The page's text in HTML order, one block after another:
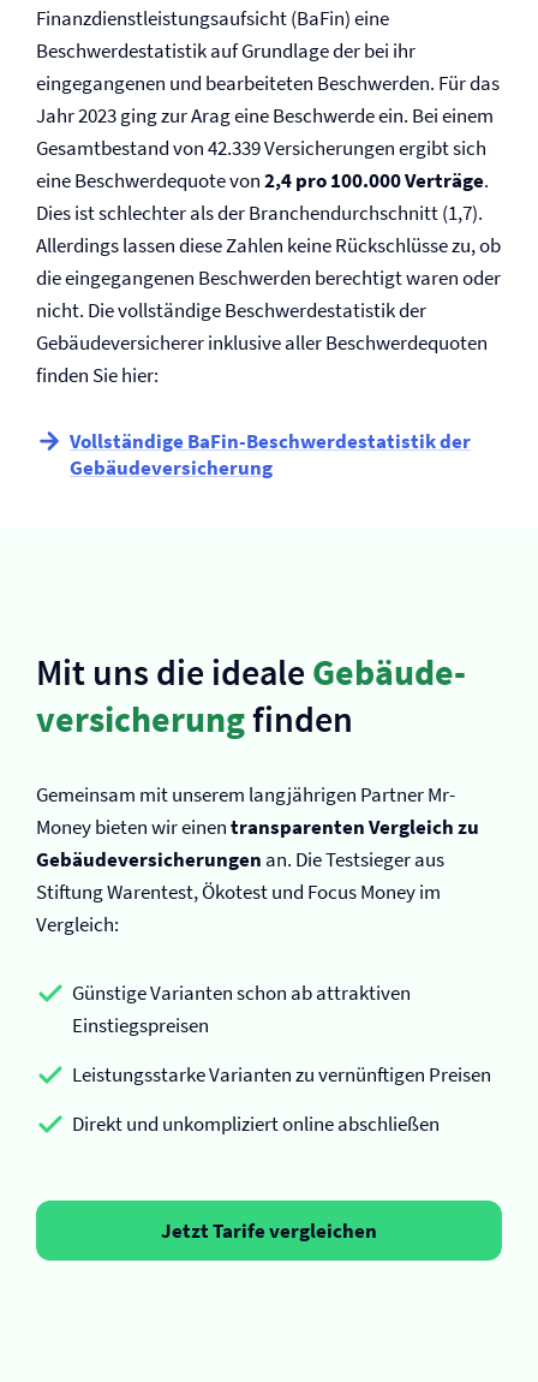
Finanzdienstleistungsaufsicht (BaFin) eine
Beschwerdestatistik auf Grundlage der bei ihr
eingegangenen und bearbeiteten Beschwerden. Für das
Jahr 2023 ging zur Arag eine Beschwerde ein. Bei einem
Gesamtbestand von 42.339 Versicherungen ergibt sich
eine Beschwerdequote von2,4 pro 100.000 Verträge.
Dies ist schlechter als der Branchendurchschnitt (1,7).
Allerdings lassen diese Zahlen keine Rückschlüsse zu, ob
die eingegangenen Beschwerden berechtigt waren oder
nicht. Die vollständige Beschwerdestatistik der
Gebäude­versicherer inklusive aller Beschwerdequoten
finden Sie hier:
Vollständige BaFin-Beschwerdestatistik der
Gebäude­versicherung
Mit uns die ideale Gebäude­
versicherungfinden
Gemeinsam mit unserem langjährigen Partner Mr-
Money bieten wir einentransparenten Vergleich zu
Gebäude­versicherungen an. Die Testsieger aus
Stiftung Warentest, Ökotest und Focus Money im
Vergleich:
Günstige Varianten schon ab attraktiven
Einstiegspreisen
Leistungsstarke Varianten zu vernünftigen Preisen
Direkt und unkompliziert online abschließen
Jetzt Tarife vergleichen